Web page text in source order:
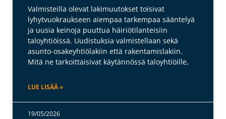
Valmisteilla olevat lakimuutokset toisivat
lyhytvuokraukseen aiempaa tarkempaa sääntelyä
ja uusia keinoja puuttua häiriötilanteisiin
taloyhtiöissä. Uudistuksia valmistellaan sekä
asunto-osakeyhtiölakiin että rakentamislakiin.
Mitä ne tarkoittaisivat käytännössä taloyhtiöille,
LUE LISÄÄ »
19/05/2026